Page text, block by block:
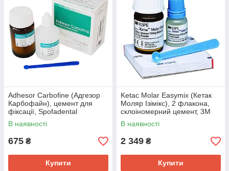
Adhesor Carbofine (Адгезор
Карбофайн), цемент для
фіксації, Spofadental
В наявності
675 ₴
Купити
Ketac Molar Easymix (Кетак
Моляр Ізімікс), 2 флакона,
склоіномерний цемент, 3M
Espe
В наявності
2 349 ₴
Купити